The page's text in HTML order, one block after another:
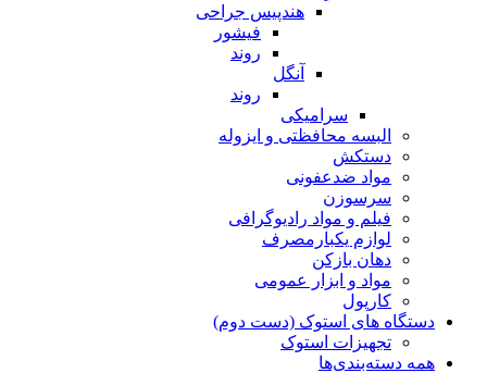
هندپیس جراحی
فیشور
روند
آنگل
روند
سرامیکی
البسه محافظتی و ایزوله
دستکش
مواد ضدعفونی
سرسوزن
فیلم و مواد رادیوگرافی
لوازم یکبارمصرف
دهان بازکن
مواد و ابزار عمومی
کارپول
دستگاه های استوک (دست دوم)
تجهیزات استوک
همه دسته‌بندی‌ها